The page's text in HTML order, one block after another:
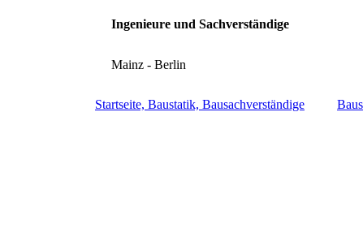
Ingenieure und Sachverständige
Mainz - Berlin
Startseite, Baustatik, Bausachverständige